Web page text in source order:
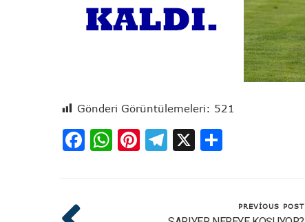
Gönderi Görüntülemeleri: 521
Facebook
WhatsApp
Pinterest
Telegram
X
PREVIOUS POST